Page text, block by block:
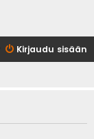
Kirjaudu sisään